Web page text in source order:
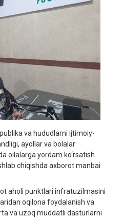
va hududlarni ijtimoiy-
ayollar va bolalar
oilalarga yordam ko‘rsatish
chiqishda axborot manbai
aholi punktlari infratuzilmasini
oqilona foydalanish va
va uzoq muddatli dasturlarni